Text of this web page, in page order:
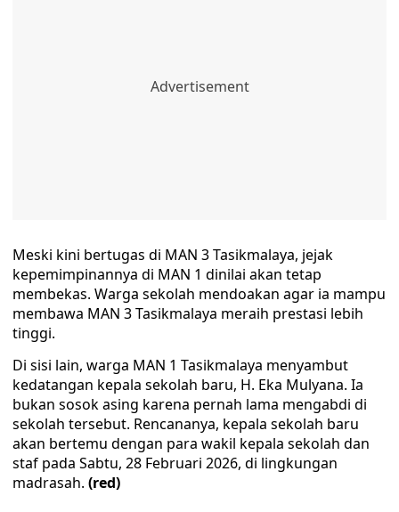
Meski kini bertugas di MAN 3 Tasikmalaya, jejak
kepemimpinannya di MAN 1 dinilai akan tetap
membekas. Warga sekolah mendoakan agar ia mampu
membawa MAN 3 Tasikmalaya meraih prestasi lebih
tinggi.
Di sisi lain, warga MAN 1 Tasikmalaya menyambut
kedatangan kepala sekolah baru, H. Eka Mulyana. Ia
bukan sosok asing karena pernah lama mengabdi di
sekolah tersebut. Rencananya, kepala sekolah baru
akan bertemu dengan para wakil kepala sekolah dan
staf pada Sabtu, 28 Februari 2026, di lingkungan
madrasah. (red)